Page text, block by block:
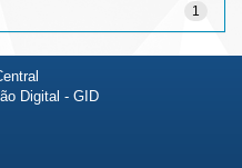
1
Digital - GID